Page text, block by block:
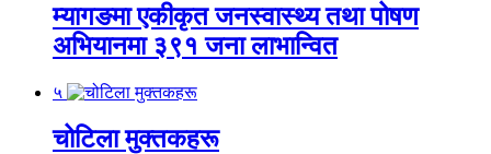
म्यागङमा एकीकृत जनस्वास्थ्य तथा पोषण
अभियानमा ३९१ जना लाभान्वित
५
चोटिला मुक्तकहरू